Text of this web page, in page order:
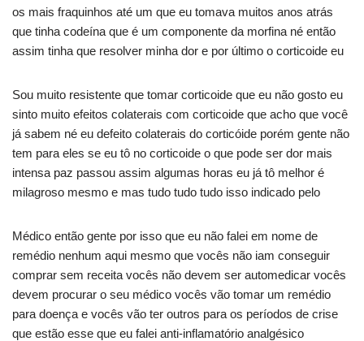
os mais fraquinhos até um que eu tomava muitos anos atrás
que tinha codeína que é um componente da morfina né então
assim tinha que resolver minha dor e por último o corticoide eu
Sou muito resistente que tomar corticoide que eu não gosto eu
sinto muito efeitos colaterais com corticoide que acho que você
já sabem né eu defeito colaterais do corticóide porém gente não
tem para eles se eu tô no corticoide o que pode ser dor mais
intensa paz passou assim algumas horas eu já tô melhor é
milagroso mesmo e mas tudo tudo tudo isso indicado pelo
Médico então gente por isso que eu não falei em nome de
remédio nenhum aqui mesmo que vocês não iam conseguir
comprar sem receita vocês não devem ser automedicar vocês
devem procurar o seu médico vocês vão tomar um remédio
para doença e vocês vão ter outros para os períodos de crise
que estão esse que eu falei anti-inflamatório analgésico